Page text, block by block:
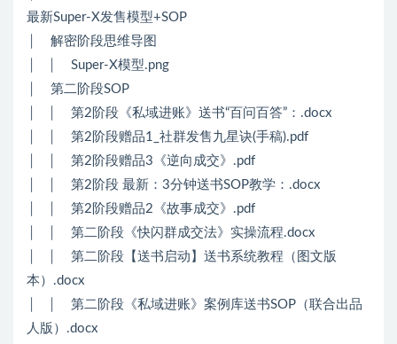
最新Super-X发售模型+SOP
│ 解密阶段思维导图
│ │ Super-X模型.png
│ 第二阶段SOP
│ │ 第2阶段《私域进账》送书“百问百答”：.docx
│ │ 第2阶段赠品1_社群发售九星诀(手稿).pdf
│ │ 第2阶段赠品3《逆向成交》.pdf
│ │ 第2阶段 最新：3分钟送书SOP教学：.docx
│ │ 第2阶段赠品2《故事成交》.pdf
│ │ 第二阶段《快闪群成交法》实操流程.docx
│ │ 第二阶段【送书启动】送书系统教程（图文版
本）.docx
│ │ 第二阶段《私域进账》案例库送书SOP（联合出品
人版）.docx